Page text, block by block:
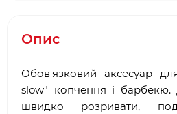
Опис
Обов'язковий аксесуар
slow" копчення і барбекю.
швидко розривати,